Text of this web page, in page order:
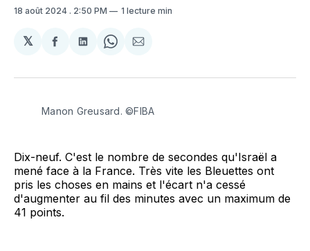
18 août 2024 . 2:50 PM 1 lecture min
𝕏
Partager
Facebook
Partager
LinkedIn
Share
WhatsApp
Partager
Courriel
Manon Greusard. ©FIBA
Dix-neuf. C'est le nombre de secondes qu'Israël a
mené face à la France. Très vite les Bleuettes ont
pris les choses en mains et l'écart n'a cessé
d'augmenter au fil des minutes avec un maximum de
41 points.